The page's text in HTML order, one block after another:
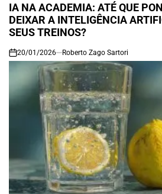
IN
IA NA ACADEMIA: ATÉ QUE
DEIXAR A INTELIGÊNCIA
SEUS TREINOS?
on
20/01/2026 Roberto Zago Sartori